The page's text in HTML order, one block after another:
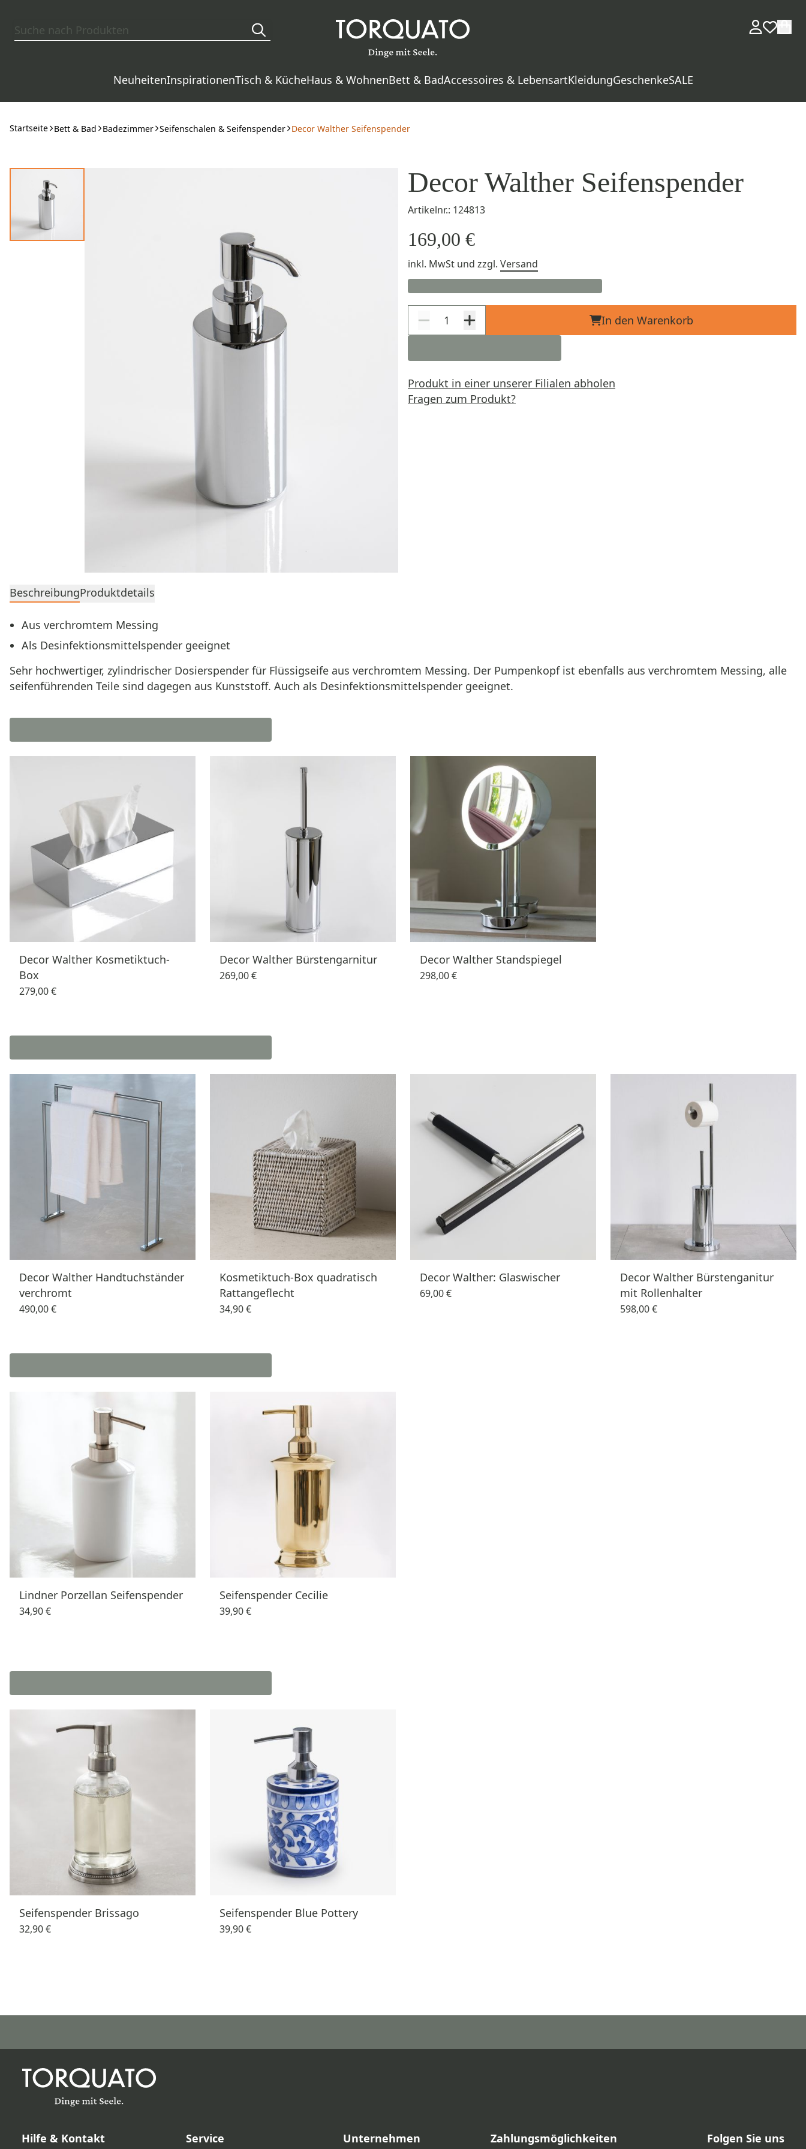
NeuheitenInspirationenTisch & KücheHaus & WohnenBett & BadAccessoires & LebensartKleidungGeschenkeSALE
Startseite Bett & Bad Badezimmer Seifenschalen & Seifenspender Decor Walther Seifenspender
Decor Walther Seifenspender
Artikelnr.: 124813
169,00 €
inkl. MwSt und zzgl. Versand
In den Warenkorb
Produkt in einer unserer Filialen abholen
Fragen zum Produkt?
BeschreibungProduktdetails
Aus verchromtem Messing
Als Desinfektionsmittelspender geeignet
Sehr hochwertiger, zylindrischer Dosierspender für Flüssigseife aus verchromtem Messing. Der Pumpenkopf ist ebenfalls aus verchromtem Messing, alle
seifenführenden Teile sind dagegen aus Kunststoff. Auch als Desinfektionsmittelspender geeignet.
Decor Walther Kosmetiktuch-
Box
279,00 €
Decor Walther Bürstengarnitur
269,00 €
Decor Walther Standspiegel
298,00 €
Decor Walther Handtuchständer
verchromt
490,00 €
Kosmetiktuch-Box quadratisch
Rattangeflecht
34,90 €
Decor Walther: Glaswischer
69,00 €
Decor Walther Bürstenganitur
mit Rollenhalter
598,00 €
Lindner Porzellan Seifenspender
34,90 €
Seifenspender Cecilie
39,90 €
Seifenspender Brissago
32,90 €
Seifenspender Blue Pottery
39,90 €
Hilfe & Kontakt Service Unternehmen Zahlungsmöglichkeiten Folgen Sie uns